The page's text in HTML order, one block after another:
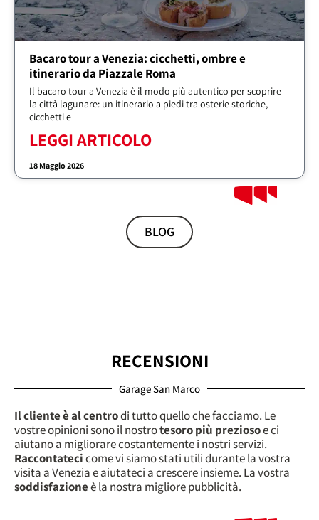
Bacaro tour a Venezia: cicchetti, ombre e
itinerario da Piazzale Roma
Il bacaro tour a Venezia è il modo più autentico per scoprire
la città lagunare: un itinerario a piedi tra osterie storiche,
cicchetti e
LEGGI ARTICOLO
18 Maggio 2026
BLOG
RECENSIONI
Garage San Marco
Il cliente è al centrodi tutto quello che facciamo. Le
vostre opinioni sono il nostrotesoro più preziosoe ci
aiutano a migliorare costantemente i nostri servizi.
Raccontatecicome vi siamo stati utili durante la vostra
visita a Venezia e aiutateci a crescere insieme. La vostra
soddisfazioneè la nostra migliore pubblicità.